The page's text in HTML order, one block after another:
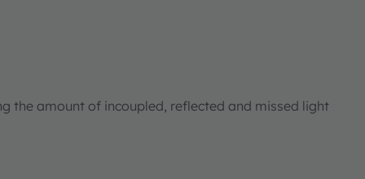
the amount of incoupled, reflected and missed light